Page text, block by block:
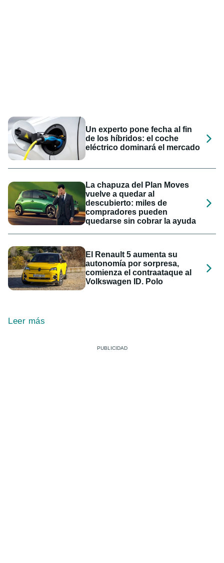
Un experto pone fecha al fin
de los híbridos: el coche
eléctrico dominará el mercado
La chapuza del Plan Moves
vuelve a quedar al
descubierto: miles de
compradores pueden
quedarse sin cobrar la ayuda
El Renault 5 aumenta su
autonomía por sorpresa,
comienza el contraataque al
Volkswagen ID. Polo
Leer más